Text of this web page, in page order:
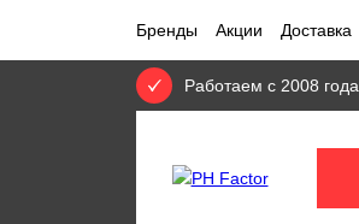
Бренды Акции Доставка
Работаем с 2008 года